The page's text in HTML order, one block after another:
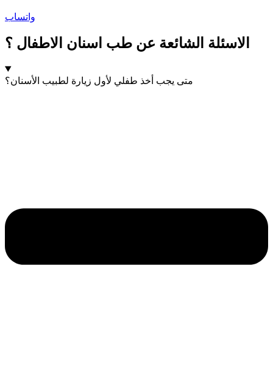
واتساب
الاسئلة الشائعة عن طب اسنان الاطفال ؟
متى يجب أخذ طفلي لأول زيارة لطبيب الأسنان؟